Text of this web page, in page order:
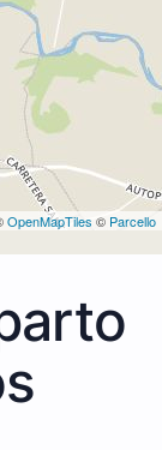
OpenMapTiles © Parcello